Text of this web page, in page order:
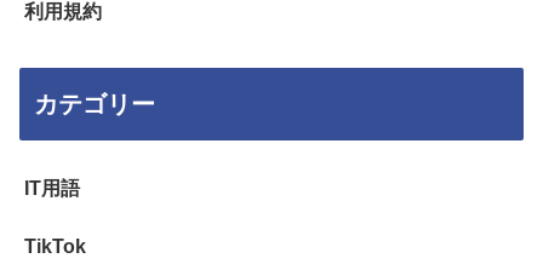
利用規約
カテゴリー
IT用語
TikTok